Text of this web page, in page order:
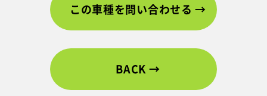
この車種を問い合わせる
BACK